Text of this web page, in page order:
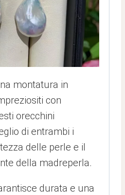
montatura in
con
orecchini
di entrambi i
delle perle e il
della madreperla.
durata e una